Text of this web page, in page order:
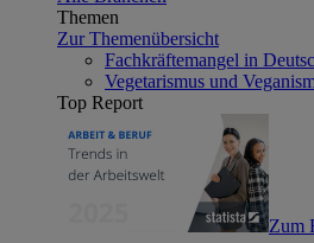
Themen
Zur Themenübersicht
Fachkräftemangel in
Vegetarismus und
Top Report
Zum